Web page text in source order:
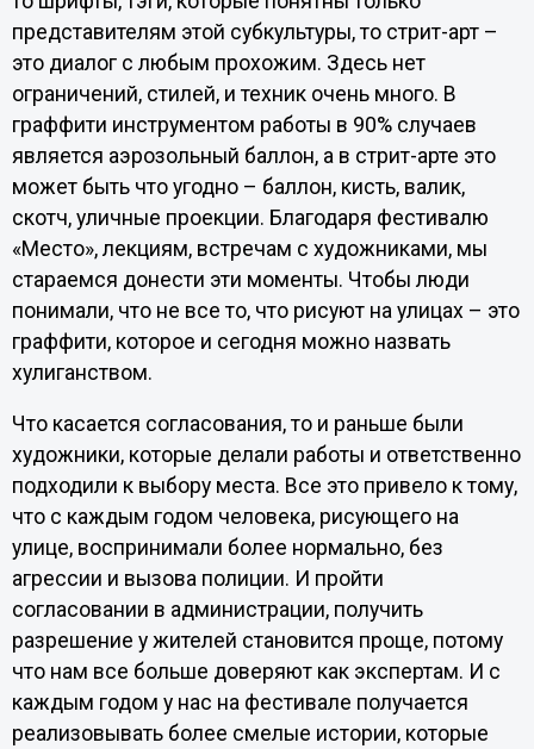
представителям этой субкультуры, то стрит-арт –
это диалог с любым прохожим. Здесь нет
ограничений, стилей, и техник очень много. В
граффити инструментом работы в 90% случаев
является аэрозольный баллон, а в стрит-арте это
может быть что угодно – баллон, кисть, валик,
скотч, уличные проекции. Благодаря фестивалю
«Место», лекциям, встречам с художниками, мы
стараемся донести эти моменты. Чтобы люди
понимали, что не все то, что рисуют на улицах – это
граффити, которое и сегодня можно назвать
хулиганством.
Что касается согласования, то и раньше были
художники, которые делали работы и ответственно
подходили к выбору места. Все это привело к тому,
что с каждым годом человека, рисующего на
улице, воспринимали более нормально, без
агрессии и вызова полиции. И пройти
согласовании в администрации, получить
разрешение у жителей становится проще, потому
что нам все больше доверяют как экспертам. И с
каждым годом у нас на фестивале получается
реализовывать более смелые истории, которые